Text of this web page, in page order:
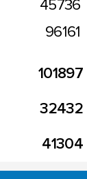
45736
96161
101897
32432
41304